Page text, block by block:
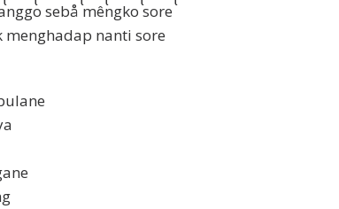
sebå mêngko sore
nanti sore